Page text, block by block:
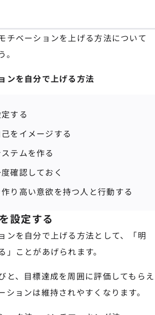
チベーションを上げる方法について
ンを自分で上げる方法
する
をイメージする
テムを作る
確認しておく
り高い意欲を持つ人と行動する
設定する
ンを自分で上げる方法として、「明
ことがあげられます。
と、目標達成を周囲に評価してもらえ
ションは維持されやすくなります。